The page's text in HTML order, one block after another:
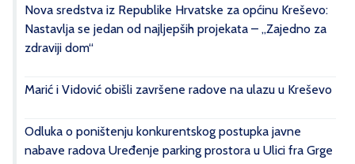
Nova sredstva iz Republike Hrvatske za općinu Kreševo:
Nastavlja se jedan od najljepših projekata – „Zajedno za
zdraviji dom“
Marić i Vidović obišli završene radove na ulazu u Kreševo
Odluka o poništenju konkurentskog postupka javne
nabave radova Uređenje parking prostora u Ulici fra Grge